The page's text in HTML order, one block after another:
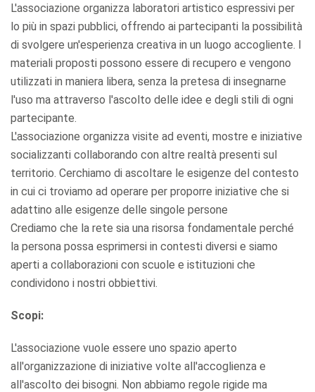
L'associazione organizza laboratori artistico espressivi per
lo più in spazi pubblici, offrendo ai partecipanti la possibilità
di svolgere un'esperienza creativa in un luogo accogliente. I
materiali proposti possono essere di recupero e vengono
utilizzati in maniera libera, senza la pretesa di insegnarne
l'uso ma attraverso l'ascolto delle idee e degli stili di ogni
partecipante.
L'associazione organizza visite ad eventi, mostre e iniziative
socializzanti collaborando con altre realtà presenti sul
territorio. Cerchiamo di ascoltare le esigenze del contesto
in cui ci troviamo ad operare per proporre iniziative che si
adattino alle esigenze delle singole persone
Crediamo che la rete sia una risorsa fondamentale perché
la persona possa esprimersi in contesti diversi e siamo
aperti a collaborazioni con scuole e istituzioni che
condividono i nostri obbiettivi.
Scopi:
L'associazione vuole essere uno spazio aperto
all'organizzazione di iniziative volte all'accoglienza e
all'ascolto dei bisogni. Non abbiamo regole rigide ma